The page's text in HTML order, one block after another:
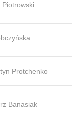
Protchenko
Banasiak